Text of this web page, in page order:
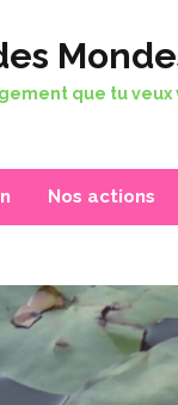
que tu
Nos actions